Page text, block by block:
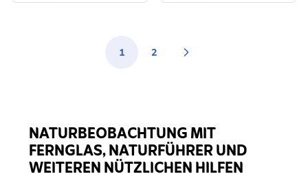
Sie lesen gerade die Seite
1 Seite
2
NATURBEOBACHTUNG MIT
FERNGLAS, NATURFÜHRER UND
WEITEREN NÜTZLICHEN HILFEN